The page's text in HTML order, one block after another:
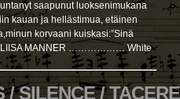
saapunut luoksenimukana
kauan ja hellästimua, etäinen
korvaani kuiskasi:”Sinä
LIISA MANNER ……………… White
/ SILENCE / TACERE